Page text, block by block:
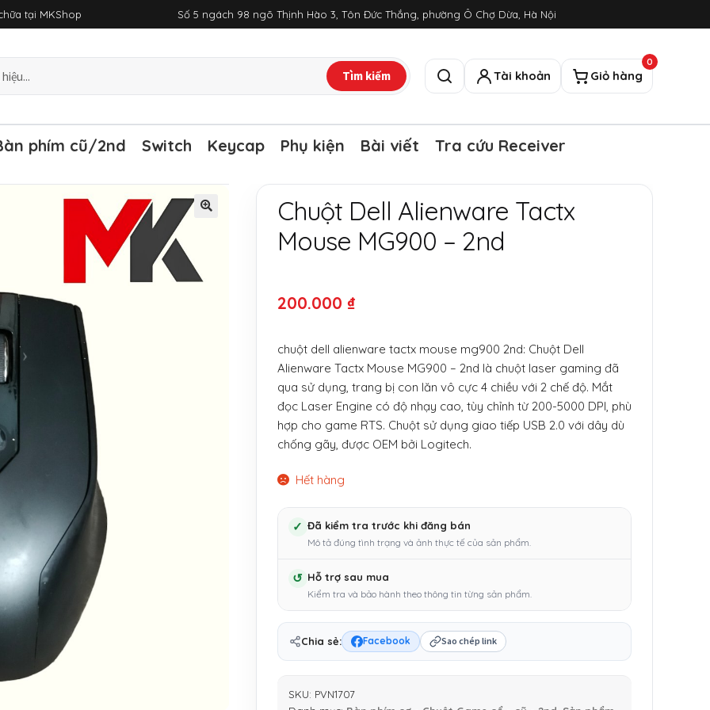
tại MKShop Số 5 ngách 98 ngõ Thịnh Hào 3, Tôn Đức Thắng, phường Ô Chợ Dừa, Hà Nội
Tìm kiếm
Tìm kiếm
Tài khoản Giỏ hàng
0
phím cũ/2nd Switch Keycap Phụ kiện Bài viết Tra cứu Receiver
Chuột Dell Alienware Tactx
Mouse MG900 – 2nd
200.000 ₫
chuột dell alienware tactx mouse mg900 2nd: Chuột Dell
Alienware Tactx Mouse MG900 – 2nd là chuột laser gaming đã
qua sử dụng, trang bị con lăn vô cực 4 chiều với 2 chế độ. Mắt
đọc Laser Engine có độ nhạy cao, tùy chỉnh từ 200-5000 DPI, phù
hợp cho game RTS. Chuột sử dụng giao tiếp USB 2.0 với dây dù
chống gãy, được OEM bởi Logitech.
Hết hàng
✓ Đã kiểm tra trước khi đăng bán
Mô tả đúng tình trạng và ảnh thực tế của sản phẩm.
↺ Hỗ trợ sau mua
Kiểm tra và bảo hành theo thông tin từng sản phẩm.
Chia sẻ: Facebook Sao chép link
SKU: PVN1707